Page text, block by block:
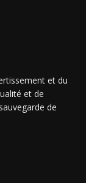
et du
et de
de